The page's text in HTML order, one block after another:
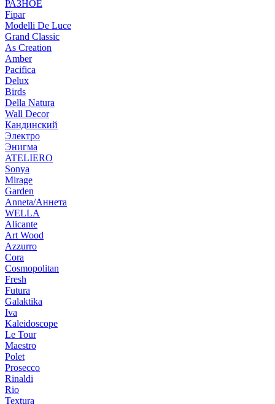
РАЗНОЕ
Fipar
Modelli De Luce
Grand Classic
As Creation
Amber
Pacifica
Delux
Birds
Della Natura
Wall Decor
Кандинский
Электро
Энигма
ATELIERO
Sonya
Mirage
Garden
Anneta/Аннета
WELLA
Alicante
Art Wood
Azzurro
Cora
Cosmopolitan
Fresh
Futura
Galaktika
Iva
Kaleidoscope
Le Tour
Maestro
Polet
Prosecco
Rinaldi
Rio
Textura